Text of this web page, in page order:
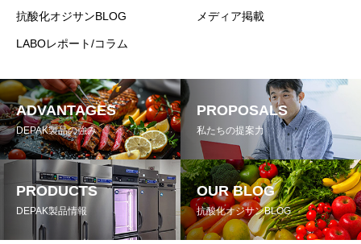
抗酸化オジサンBLOG
LABOレポート/コラム
メディア掲載
ADVANTAGES
DEPAK製品の強み
PROPOSALS
私たちの提案力
PRODUCTS
DEPAK製品情報
OUR BLOG
抗酸化オジサンBLOG